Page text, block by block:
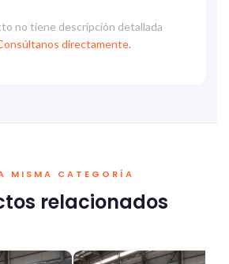
no tiene descripción detallada
directamente.
MISMA CATEGORÍA
relacionados